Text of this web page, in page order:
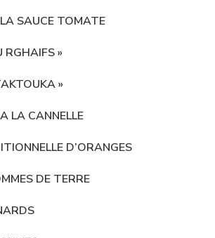
SAUCE TOMATE
RGHAIFS »
»
LA CANNELLE
D’ORANGES
DE TERRE